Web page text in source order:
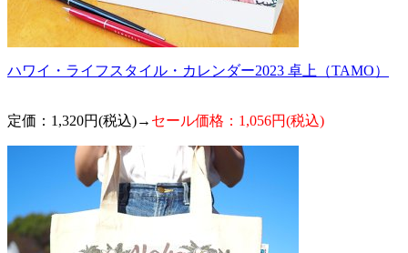
ハワイ・ライフスタイル・カレンダー2023 卓上（TAMO）
定価：1,320円(税込)→ セール価格：1,056円(税込)